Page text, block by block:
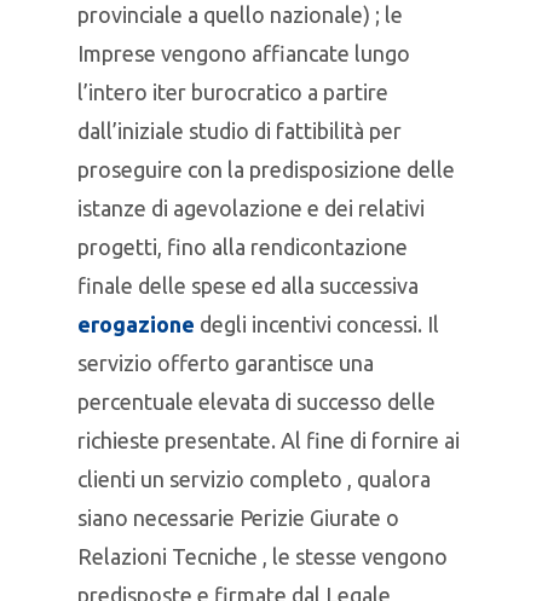
provinciale a quello nazionale) ; le
Imprese vengono affiancate lungo
l’intero iter burocratico a partire
dall’iniziale studio di fattibilità per
proseguire con la predisposizione delle
istanze di agevolazione e dei relativi
progetti, fino alla rendicontazione
finale delle spese ed alla successiva
erogazione degli incentivi concessi. Il
servizio offerto garantisce una
percentuale elevata di successo delle
richieste presentate. Al fine di fornire ai
clienti un servizio completo , qualora
siano necessarie Perizie Giurate o
Relazioni Tecniche , le stesse vengono
predisposte e firmate dal Legale